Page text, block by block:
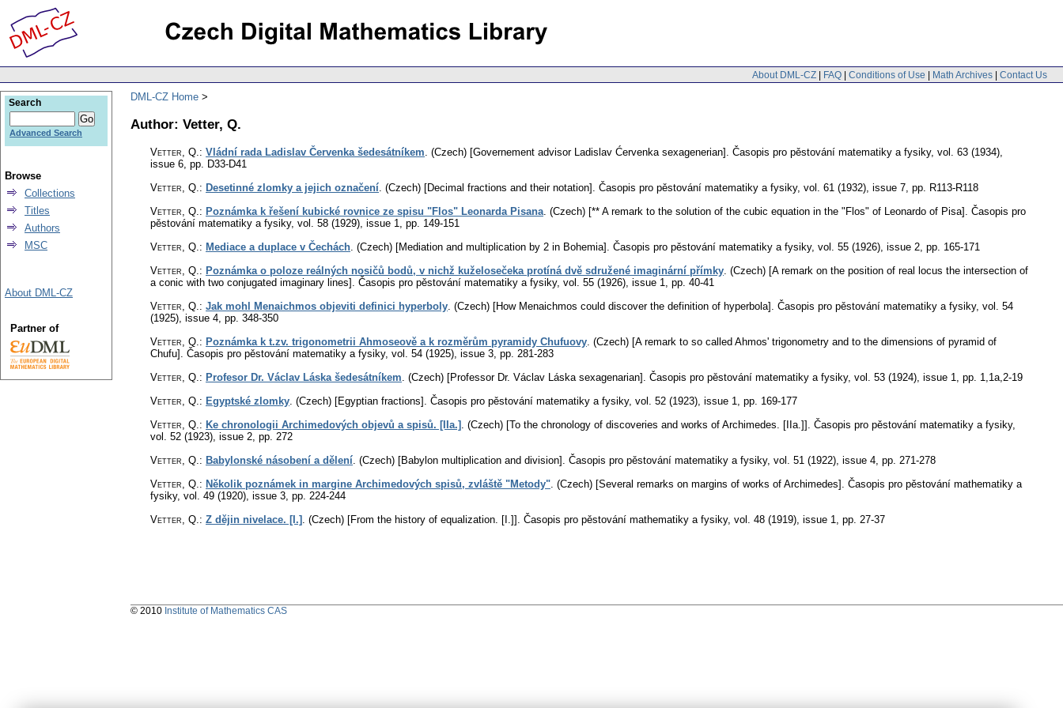
About DML-CZ | FAQ | Conditions of Use | Math Archives | Contact Us
DML-CZ Home
Author: Vetter, Q.
Vetter, Q.: Vládní rada Ladislav Červenka šedesátníkem. (Czech) [Governement advisor Ladislav Ćervenka sexagenerian]. Časopis pro pěstování matematiky a fysiky, vol. 63 (1934),
issue 6, pp. D33-D41
Vetter, Q.: Desetinné zlomky a jejich označení. (Czech) [Decimal fractions and their notation]. Časopis pro pěstování matematiky a fysiky, vol. 61 (1932), issue 7, pp. R113-R118
Vetter, Q.: Poznámka k řešení kubické rovnice ze spisu "Flos" Leonarda Pisana. (Czech) [** A remark to the solution of the cubic equation in the "Flos" of Leonardo of Pisa]. Časopis pro
pěstování matematiky a fysiky, vol. 58 (1929), issue 1, pp. 149-151
Vetter, Q.: Mediace a duplace v Čechách. (Czech) [Mediation and multiplication by 2 in Bohemia]. Časopis pro pěstování matematiky a fysiky, vol. 55 (1926), issue 2, pp. 165-171
Vetter, Q.: Poznámka o poloze reálných nosičů bodů, v nichž kuželosečeka protíná dvě sdružené imaginární přímky. (Czech) [A remark on the position of real locus the intersection of
a conic with two conjugated imaginary lines]. Časopis pro pěstování matematiky a fysiky, vol. 55 (1926), issue 1, pp. 40-41
Vetter, Q.: Jak mohl Menaichmos objeviti definici hyperboly. (Czech) [How Menaichmos could discover the definition of hyperbola]. Časopis pro pěstování matematiky a fysiky, vol. 54
(1925), issue 4, pp. 348-350
Vetter, Q.: Poznámka k t.zv. trigonometrii Ahmoseově a k rozměrům pyramidy Chufuovy. (Czech) [A remark to so called Ahmos' trigonometry and to the dimensions of pyramid of
Chufu]. Časopis pro pěstování matematiky a fysiky, vol. 54 (1925), issue 3, pp. 281-283
Vetter, Q.: Profesor Dr. Václav Láska šedesátníkem. (Czech) [Professor Dr. Václav Láska sexagenarian]. Časopis pro pěstování matematiky a fysiky, vol. 53 (1924), issue 1, pp. 1,1a,2-19
Vetter, Q.: Egyptské zlomky. (Czech) [Egyptian fractions]. Časopis pro pěstování matematiky a fysiky, vol. 52 (1923), issue 1, pp. 169-177
Vetter, Q.: Ke chronologii Archimedových objevů a spisů. [IIa.] . (Czech) [To the chronology of discoveries and works of Archimedes. [IIa.]]. Časopis pro pěstování matematiky a fysiky,
vol. 52 (1923), issue 2, pp. 272
Vetter, Q.: Babylonské násobení a dělení. (Czech) [Babylon multiplication and division]. Časopis pro pěstování matematiky a fysiky, vol. 51 (1922), issue 4, pp. 271-278
Vetter, Q.: Několik poznámek in margine Archimedových spisů, zvláště "Metody". (Czech) [Several remarks on margins of works of Archimedes]. Časopis pro pěstování mathematiky a
fysiky, vol. 49 (1920), issue 3, pp. 224-244
Vetter, Q.: Z dějin nivelace. [I.] . (Czech) [From the history of equalization. [I.]]. Časopis pro pěstování mathematiky a fysiky, vol. 48 (1919), issue 1, pp. 27-37
Search
Advanced Search
Browse
Collections
Titles
Authors
MSC
About DML-CZ
Partner of
© 2010 Institute of Mathematics CAS